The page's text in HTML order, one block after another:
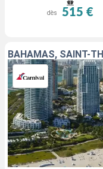
dès 515 €